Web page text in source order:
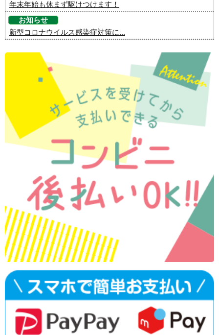
年末年始も休まず駆けつけます！
お知らせ
新型コロナウイルス感染症対策に...